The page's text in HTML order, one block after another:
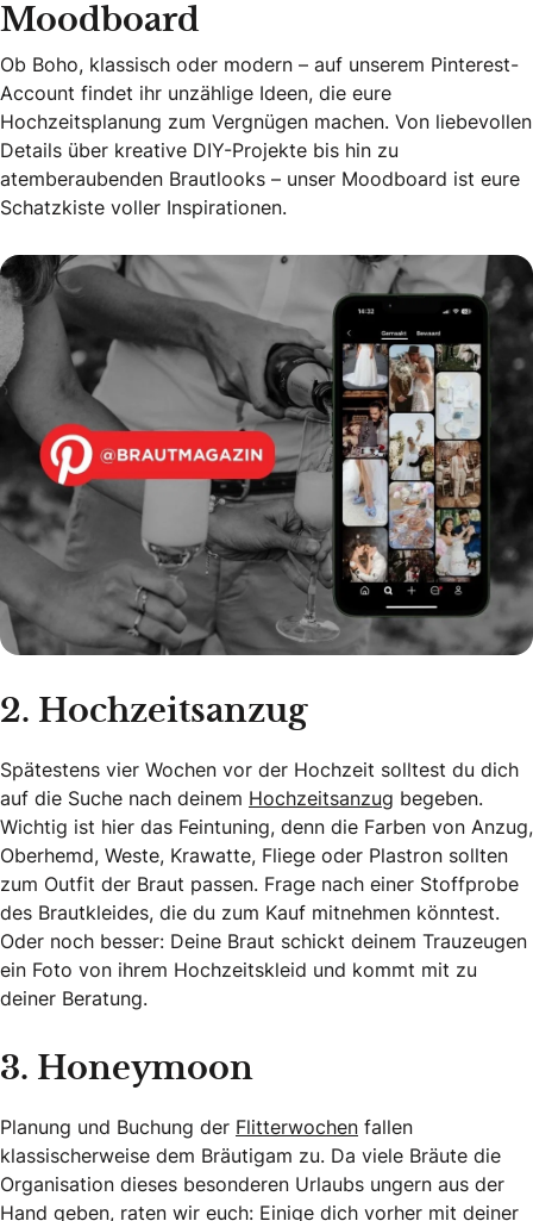
Moodboard
Ob Boho, klassisch oder modern – auf unserem Pinterest-
Account findet ihr unzählige Ideen, die eure
Hochzeitsplanung zum Vergnügen machen. Von liebevollen
Details über kreative DIY-Projekte bis hin zu
atemberaubenden Brautlooks – unser Moodboard ist eure
Schatzkiste voller Inspirationen.
Entdeckt unser Hochzeits-Moodboard
2. Hochzeitsanzug
Spätestens vier Wochen vor der Hochzeit solltest du dich
auf die Suche nach deinem Hochzeitsanzug begeben.
Wichtig ist hier das Feintuning, denn die Farben von Anzug,
Oberhemd, Weste, Krawatte, Fliege oder Plastron sollten
zum Outfit der Braut passen. Frage nach einer Stoffprobe
des Brautkleides, die du zum Kauf mitnehmen könntest.
Oder noch besser: Deine Braut schickt deinem Trauzeugen
ein Foto von ihrem Hochzeitskleid und kommt mit zu
deiner Beratung.
3. Honeymoon
Planung und Buchung der Flitterwochen fallen
klassischerweise dem Bräutigam zu. Da viele Bräute die
Organisation dieses besonderen Urlaubs ungern aus der
Hand geben, raten wir euch: Einige dich vorher mit deiner